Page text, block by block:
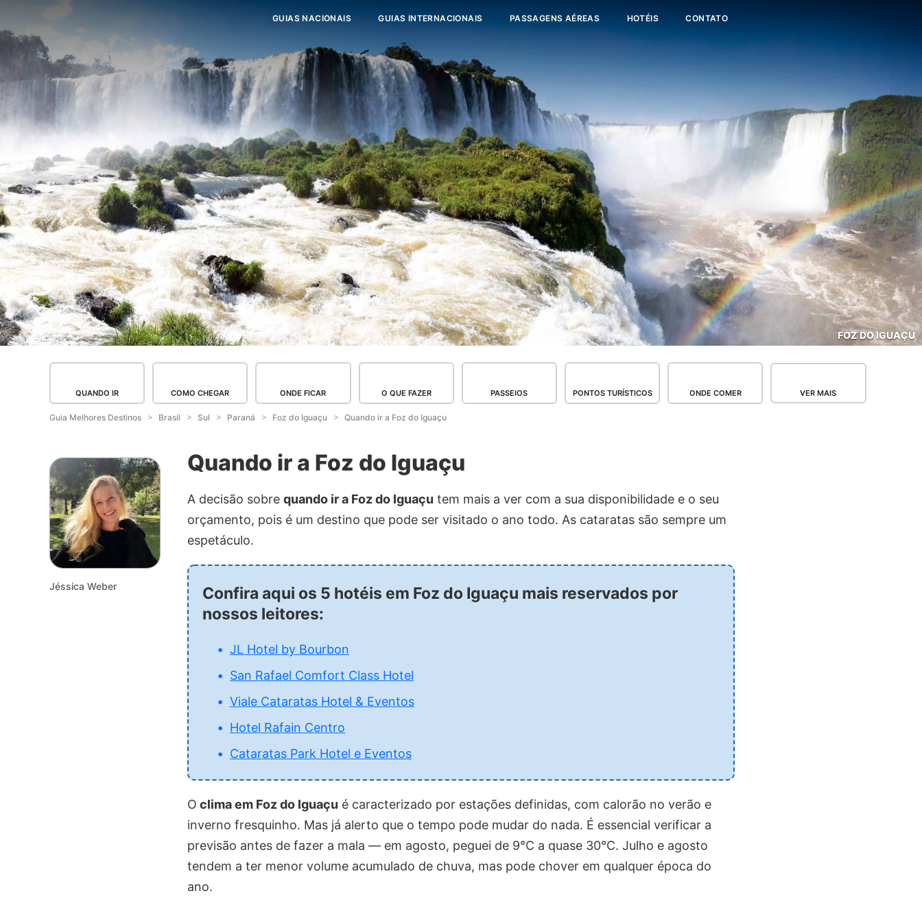
GUIAS NACIONAIS GUIAS INTERNACIONAIS PASSAGENS AÉREAS HOTÉIS CONTATO
FOZ DO IGUAÇU
QUANDO IR COMO CHEGAR ONDE FICAR O QUE FAZER PASSEIOS PONTOS TURÍSTICOS ONDE COMER VER MAIS
Guia Melhores Destinos Brasil Sul Paraná Foz do Iguaçu Quando ir a Foz do Iguaçu
Jéssica Weber
Quando ir a Foz do Iguaçu
A decisão sobre quando ir a Foz do Iguaçu tem mais a ver com a sua disponibilidade e o seu
orçamento, pois é um destino que pode ser visitado o ano todo. As cataratas são sempre um
espetáculo.
Confira aqui os 5 hotéis em Foz do Iguaçu mais reservados por
nossos leitores:
JL Hotel by Bourbon
San Rafael Comfort Class Hotel
Viale Cataratas Hotel & Eventos
Hotel Rafain Centro
Cataratas Park Hotel e Eventos
O clima em Foz do Iguaçu é caracterizado por estações definidas, com calorão no verão e
inverno fresquinho. Mas já alerto que o tempo pode mudar do nada. É essencial verificar a
previsão antes de fazer a mala — em agosto, peguei de 9°C a quase 30°C. Julho e agosto
tendem a ter menor volume acumulado de chuva, mas pode chover em qualquer época do
ano.